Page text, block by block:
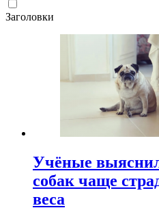
Заголовки
Учёные
собак чаще
веса